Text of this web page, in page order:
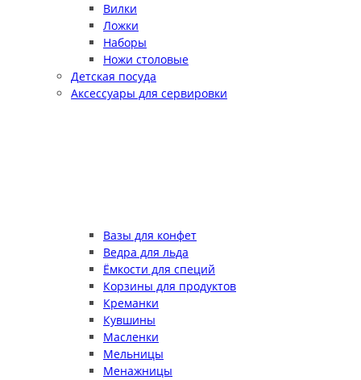
Вилки
Ложки
Наборы
Ножи столовые
Детская посуда
Аксессуары для сервировки
Вазы для конфет
Ведра для льда
Ёмкости для специй
Корзины для продуктов
Креманки
Кувшины
Масленки
Мельницы
Менажницы